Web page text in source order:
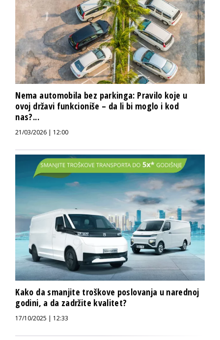
Nema automobila bez parkinga: Pravilo koje u
ovoj državi funkcioniše – da li bi moglo i kod
nas?...
21/03/2026 | 12:00
Kako da smanjite troškove poslovanja u narednoj
godini, a da zadržite kvalitet?
17/10/2025 | 12:33